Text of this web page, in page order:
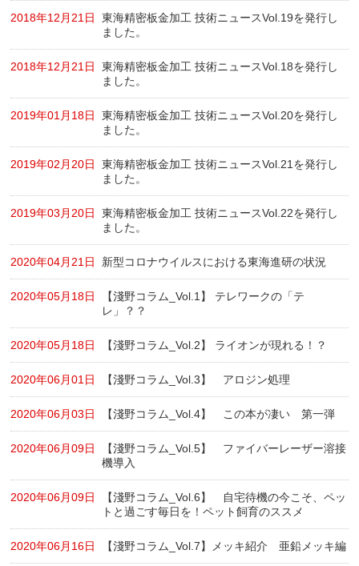
2018年12月21日
東海精密板金加工 技術ニュースVol.19を発行し
ました。
2018年12月21日
東海精密板金加工 技術ニュースVol.18を発行し
ました。
2019年01月18日
東海精密板金加工 技術ニュースVol.20を発行し
ました。
2019年02月20日
東海精密板金加工 技術ニュースVol.21を発行し
ました。
2019年03月20日
東海精密板金加工 技術ニュースVol.22を発行し
ました。
2020年04月21日 新型コロナウイルスにおける東海進研の状況
2020年05月18日
【淺野コラム_Vol.1】 テレワークの「テ
レ」？？
2020年05月18日 【淺野コラム_Vol.2】 ライオンが現れる！？
2020年06月01日 【淺野コラム_Vol.3】 アロジン処理
2020年06月03日 【淺野コラム_Vol.4】 この本が凄い 第一弾
2020年06月09日
【淺野コラム_Vol.5】 ファイバーレーザー溶接
機導入
2020年06月09日
【淺野コラム_Vol.6】 自宅待機の今こそ、ペッ
トと過ごす毎日を！ペット飼育のススメ
2020年06月16日 【淺野コラム_Vol.7】メッキ紹介 亜鉛メッキ編